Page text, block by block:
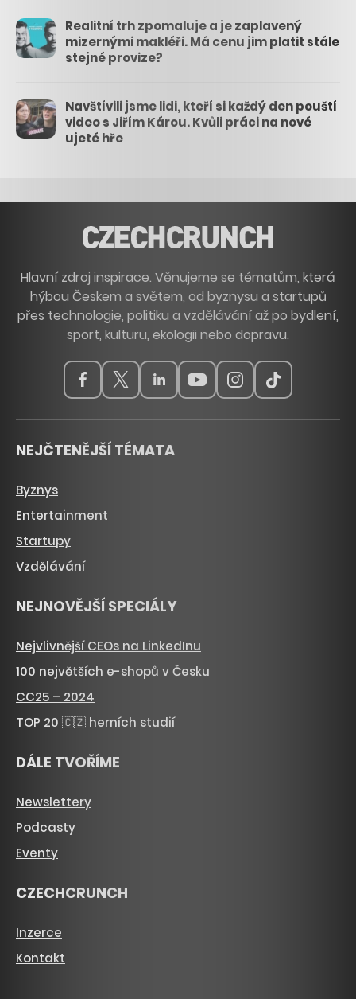
Realitní trh zpomaluje a je zaplavený
mizernými makléři. Má cenu jim platit stále
stejné provize?
Navštívili jsme lidi, kteří si každý den pouští
video s Jiřím Károu. Kvůli práci na nové
ujeté hře
Hlavní zdroj inspirace. Věnujeme se tématům, která
hýbou Českem a světem, od byznysu a startupů
přes technologie, politiku a vzdělávání až po bydlení,
sport, kulturu, ekologii nebo dopravu.
NEJČTENĚJŠÍ TÉMATA
Byznys
Entertainment
Startupy
Vzdělávání
NEJNOVĚJŠÍ SPECIÁLY
Nejvlivnější CEOs na LinkedInu
100 největších e-shopů v Česku
CC25 – 2024
TOP 20 🇨🇿 herních studií
DÁLE TVOŘÍME
Newslettery
Podcasty
Eventy
CZECHCRUNCH
Inzerce
Kontakt